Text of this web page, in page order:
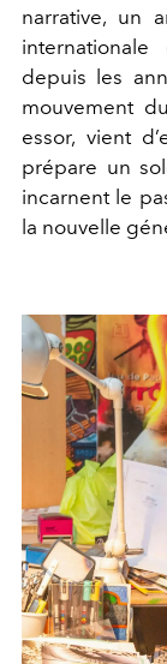
narrative, un
depuis les
mouvement
essor, vient
prépare un
incarnent le
la nouvelle